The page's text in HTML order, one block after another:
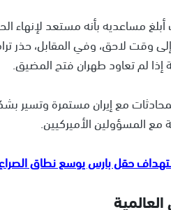
مساعديه بأنه مستعد لإنهاء
وقت لاحق، وفي المقابل، حذر
إذا لم تعاود طهران فتح المضيق.
مع إيران مستمرة وتسير
مع المسؤولين الأميركيين.
حقل بارس يوسع نطاق